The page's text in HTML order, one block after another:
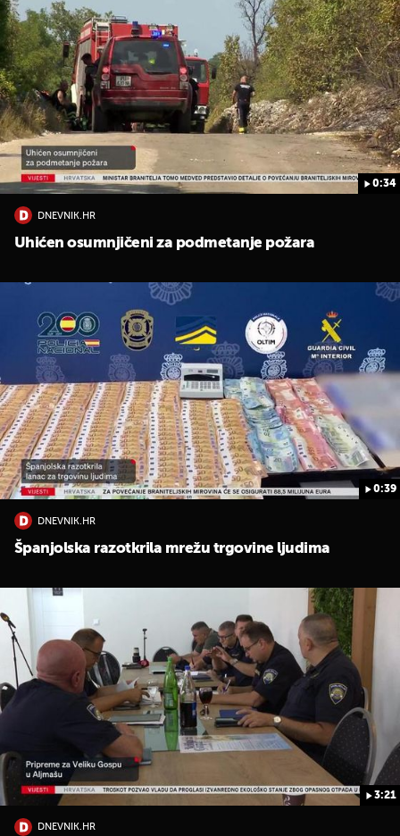
0:34
DNEVNIK.HR
Uhićen osumnjičeni za podmetanje požara
0:39
DNEVNIK.HR
Španjolska razotkrila mrežu trgovine ljudima
3:21
DNEVNIK.HR
UKLJUČITE NOTIFIKACIJE